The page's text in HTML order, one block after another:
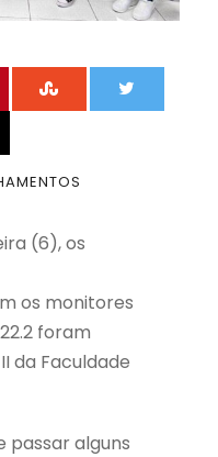
(6), os
os monitores
foram
da Faculdade
passar alguns